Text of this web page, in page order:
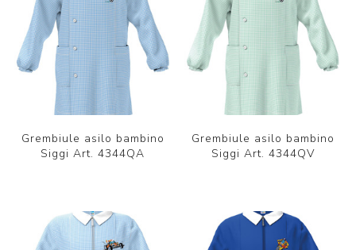
Grembiule asilo bambino
Siggi Art. 4344QA
Grembiule asilo bambino
Siggi Art. 4344QV